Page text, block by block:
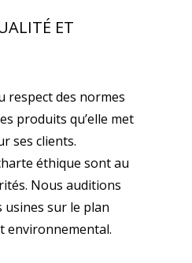
ET
respect des normes
produits qu’elle met
ses clients.
éthique sont au
Nous auditions
sur le plan
environnemental.